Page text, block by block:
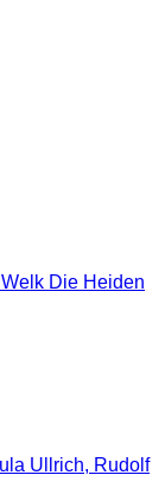
Die Heiden